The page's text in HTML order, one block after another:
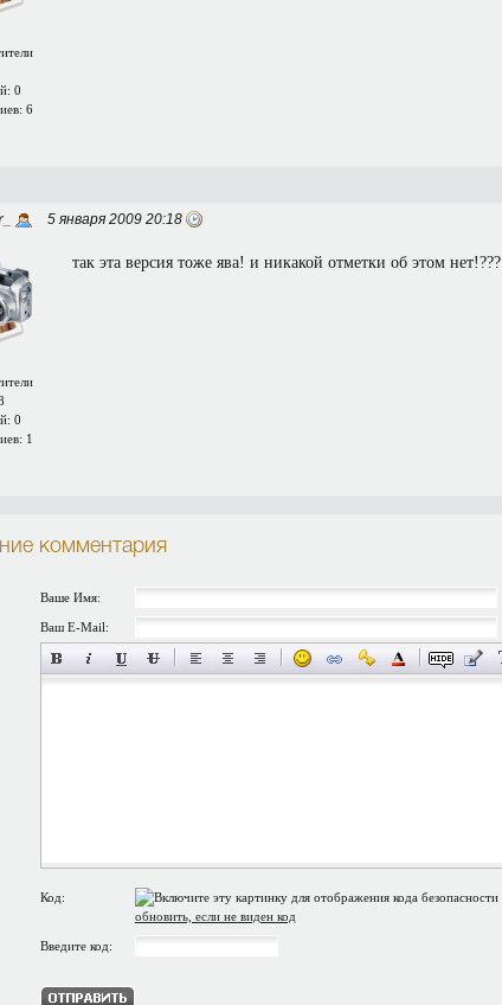
0
6
5 января 2009 20:18
0
1
так эта версия тоже ява! и никакой отметки об этом нет!???
комментария
Ваше Имя:
Ваш E-Mail:
Код:
обновить, если не виден код
Введите код: